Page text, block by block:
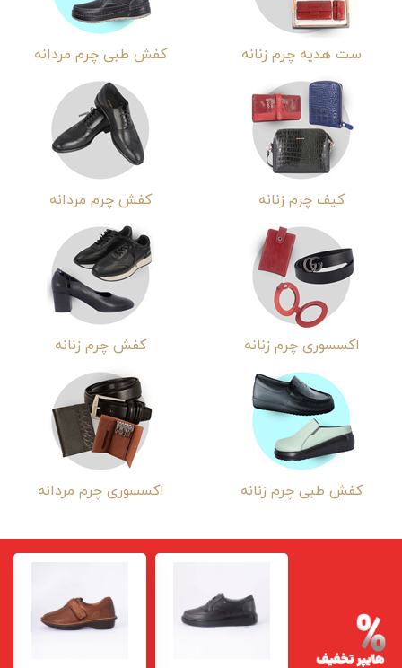
ست هدیه چرم زنانه کفش طبی چرم مردانه
کیف چرم زنانه کفش چرم مردانه
اکسسوری چرم زنانه کفش چرم زنانه
کفش طبی چرم زنانه اکسسوری چرم مردانه